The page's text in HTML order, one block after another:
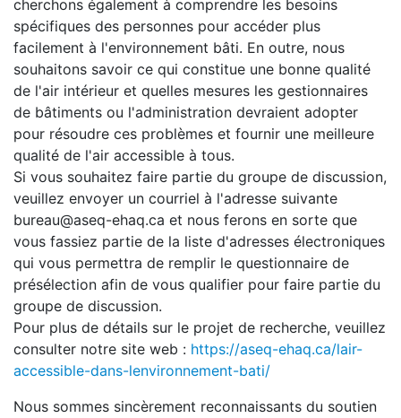
cherchons également à comprendre les besoins
spécifiques des personnes pour accéder plus
facilement à l'environnement bâti. En outre, nous
souhaitons savoir ce qui constitue une bonne qualité
de l'air intérieur et quelles mesures les gestionnaires
de bâtiments ou l'administration devraient adopter
pour résoudre ces problèmes et fournir une meilleure
qualité de l'air accessible à tous.
Si vous souhaitez faire partie du groupe de discussion,
veuillez envoyer un courriel à l'adresse suivante
bureau@aseq-ehaq.ca et nous ferons en sorte que
vous fassiez partie de la liste d'adresses électroniques
qui vous permettra de remplir le questionnaire de
présélection afin de vous qualifier pour faire partie du
groupe de discussion.
Pour plus de détails sur le projet de recherche, veuillez
consulter notre site web : https://aseq-ehaq.ca/lair-
accessible-dans-lenvironnement-bati/
Nous sommes sincèrement reconnaissants du soutien